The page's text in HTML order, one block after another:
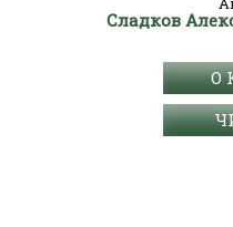
Сладков
О